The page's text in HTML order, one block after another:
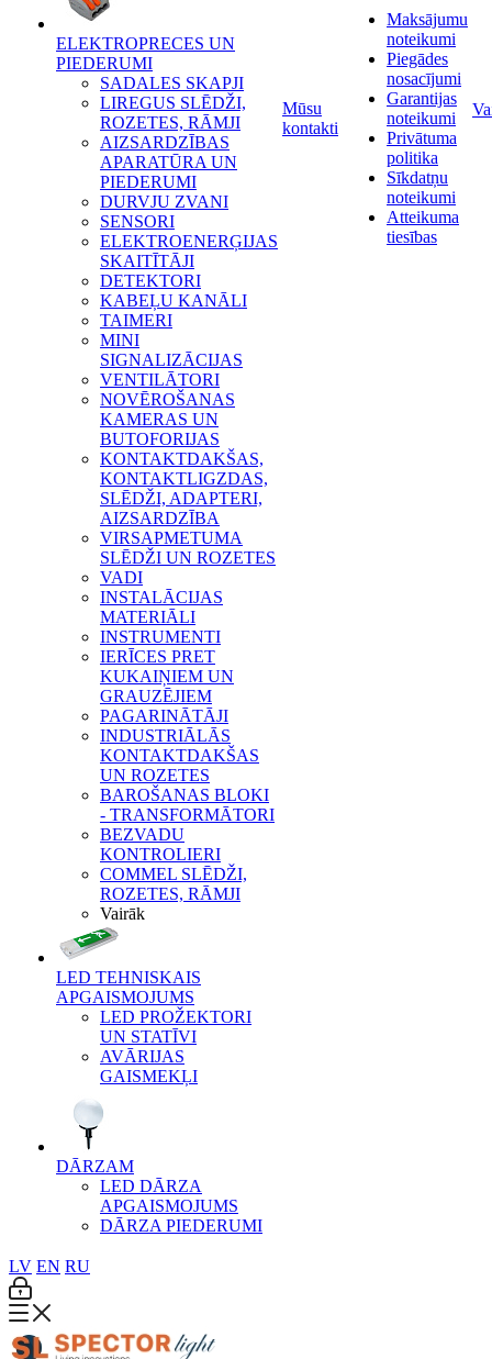
ELEKTROPRECES UN
PIEDERUMI
SADALES SKAPJI
LIREGUS SLĒDŽI,
ROZETES, RĀMJI
AIZSARDZĪBAS
APARATŪRA UN
PIEDERUMI
DURVJU ZVANI
SENSORI
ELEKTROENERĢIJAS
SKAITĪTĀJI
DETEKTORI
KABEĻU KANĀLI
TAIMERI
MINI
SIGNALIZĀCIJAS
VENTILĀTORI
NOVĒROŠANAS
KAMERAS UN
BUTOFORIJAS
KONTAKTDAKŠAS,
KONTAKTLIGZDAS,
SLĒDŽI, ADAPTERI,
AIZSARDZĪBA
VIRSAPMETUMA
SLĒDŽI UN ROZETES
VADI
INSTALĀCIJAS
MATERIĀLI
INSTRUMENTI
IERĪCES PRET
KUKAIŅIEM UN
GRAUZĒJIEM
PAGARINĀTĀJI
INDUSTRIĀLĀS
KONTAKTDAKŠAS
UN ROZETES
BAROŠANAS BLOKI
- TRANSFORMĀTORI
BEZVADU
KONTROLIERI
COMMEL SLĒDŽI,
ROZETES, RĀMJI
Vairāk
LED TEHNISKAIS
APGAISMOJUMS
LED PROŽEKTORI
UN STATĪVI
AVĀRIJAS
GAISMEKĻI
DĀRZAM
LED DĀRZA
APGAISMOJUMS
DĀRZA PIEDERUMI
Mūsu
kontakti
Maksājumu
noteikumi
Piegādes
nosacījumi
Garantijas
noteikumi
Privātuma
politika
Sīkdatņu
noteikumi
Atteikuma
tiesības
LV EN RU